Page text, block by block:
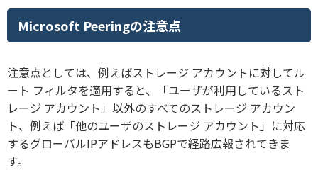
Microsoft Peeringの注意点
注意点としては、例えばストレージ アカウントに対してル
ート フィルタを適用すると、「ユーザが利用しているスト
レージ アカウント」以外のすべてのストレージ アカウン
ト、例えば「他のユーザのストレージ アカウント」に対応
するグローバルIPアドレスもBGPで経路広報されてきま
す。